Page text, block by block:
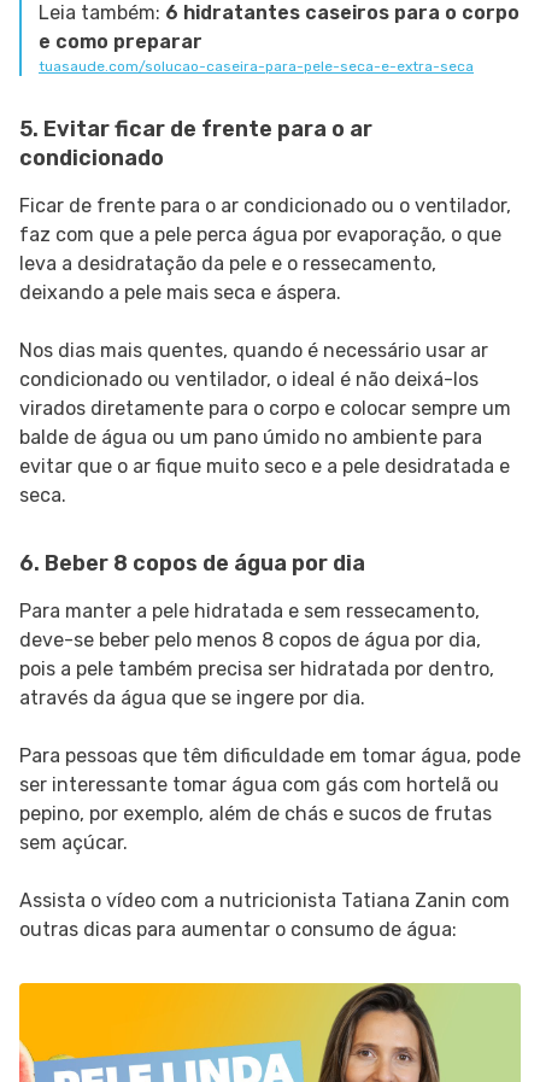
Leia também: 6 hidratantes caseiros para o corpo
e como preparar
tuasaude.com/solucao-caseira-para-pele-seca-e-extra-seca
5. Evitar ficar de frente para o ar
condicionado
Ficar de frente para o ar condicionado ou o ventilador,
faz com que a pele perca água por evaporação, o que
leva a desidratação da pele e o ressecamento,
deixando a pele mais seca e áspera.
Nos dias mais quentes, quando é necessário usar ar
condicionado ou ventilador, o ideal é não deixá-los
virados diretamente para o corpo e colocar sempre um
balde de água ou um pano úmido no ambiente para
evitar que o ar fique muito seco e a pele desidratada e
seca.
6. Beber 8 copos de água por dia
Para manter a pele hidratada e sem ressecamento,
deve-se beber pelo menos 8 copos de água por dia,
pois a pele também precisa ser hidratada por dentro,
através da água que se ingere por dia.
Para pessoas que têm dificuldade em tomar água, pode
ser interessante tomar água com gás com hortelã ou
pepino, por exemplo, além de chás e sucos de frutas
sem açúcar.
Assista o vídeo com a nutricionista Tatiana Zanin com
outras dicas para aumentar o consumo de água: